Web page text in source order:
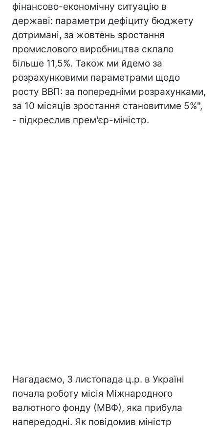
фінансово-економічну ситуацію в
державі: параметри дефіциту бюджету
дотримані, за жовтень зростання
промислового виробництва склало
більше 11,5%. Також ми йдемо за
розрахунковими параметрами щодо
росту ВВП: за попередніми розрахунками,
за 10 місяців зростання становитиме 5%",
- підкреслив прем'єр-міністр.
Нагадаємо, 3 листопада ц.р. в Україні
почала роботу місія Міжнародного
валютного фонду (МВФ), яка прибула
напередодні. Як повідомив міністр